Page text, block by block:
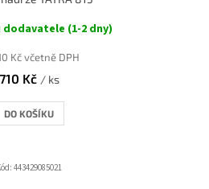
dodavatele (1-2 dny)
Kč včetně DPH
710 Kč / ks
DO KOŠÍKU
443429085021